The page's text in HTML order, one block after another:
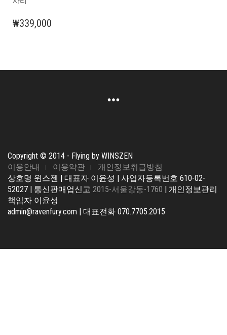
₩339,000
Copyright © 2014 - Flying by WINSZEN
이용안내
이용약관
개인정보취급방침
상호명 윈스젠 | 대표자 이윤성 | 사업자등록번호 610-02-
52027 | 통신판매업신고 2015-서울강동-1760 | 개인정보관리
책임자 이윤성
admin@ravenfury.com | 대표전화 070.7705.2015